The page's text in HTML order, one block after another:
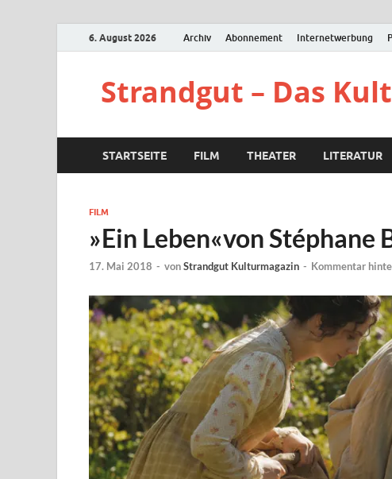
6. August 2026 Archiv Abonnement Internetwerbung
Strandgut – Das
STARTSEITE FILM THEATER LITERATUR
FILM
»Ein Leben«von Stéphane
17. Mai 2018 - vonStrandgut Kulturmagazin - Kommentar